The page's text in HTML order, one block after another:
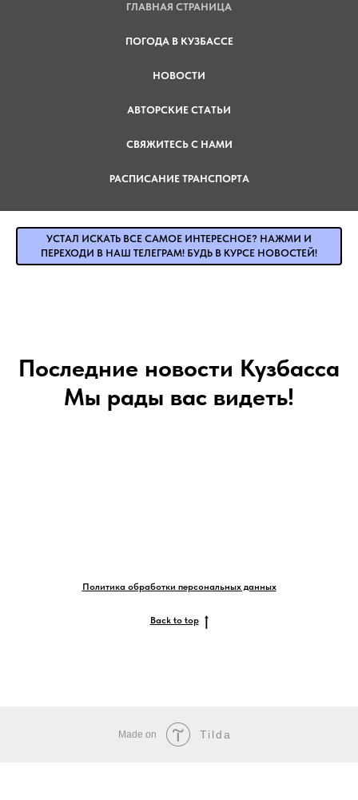
ГЛАВНАЯ СТРАНИЦА
ПОГОДА В КУЗБАССЕ
НОВОСТИ
АВТОРСКИЕ СТАТЬИ
СВЯЖИТЕСЬ С НАМИ
РАСПИСАНИЕ ТРАНСПОРТА
УСТАЛ ИСКАТЬ ВСЕ САМОЕ ИНТЕРЕСНОЕ? НАЖМИ И
ПЕРЕХОДИ В НАШ ТЕЛЕГРАМ! БУДЬ В КУРСЕ НОВОСТЕЙ!
Последние новости Кузбасса
Мы рады вас видеть!
Политика обработки персональных данных
Back to top
Made on Tilda